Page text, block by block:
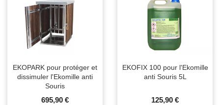
EKOPARK pour protéger et
dissimuler l'Ekomille anti
Souris
695,90 €
EKOFIX 100 pour l'Ekomille
anti Souris 5L
125,90 €